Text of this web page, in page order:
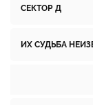
СЕКТОР Д
ИХ СУДЬБА